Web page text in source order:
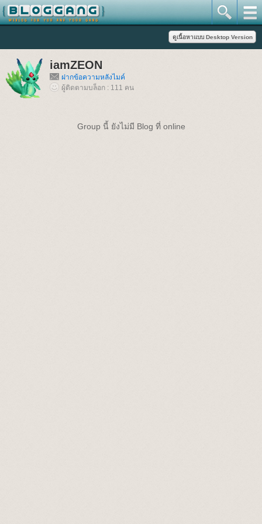
iamZEON
ฝากข้อความหลังไมค์
ผู้ติดตามบล็อก : 111 คน
Group นี้ ยังไม่มี Blog ที่ online